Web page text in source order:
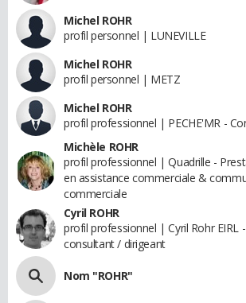
Michel ROHR
profil personnel | LUNEVILLE
Michel ROHR
profil personnel | METZ
Michel ROHR
profil professionnel | PECHE'MR -
Michèle ROHR
profil professionnel | Quadrille -
en assistance commerciale &
commerciale
Cyril ROHR
profil professionnel | Cyril Rohr EIRL
consultant / dirigeant
Nom "ROHR"